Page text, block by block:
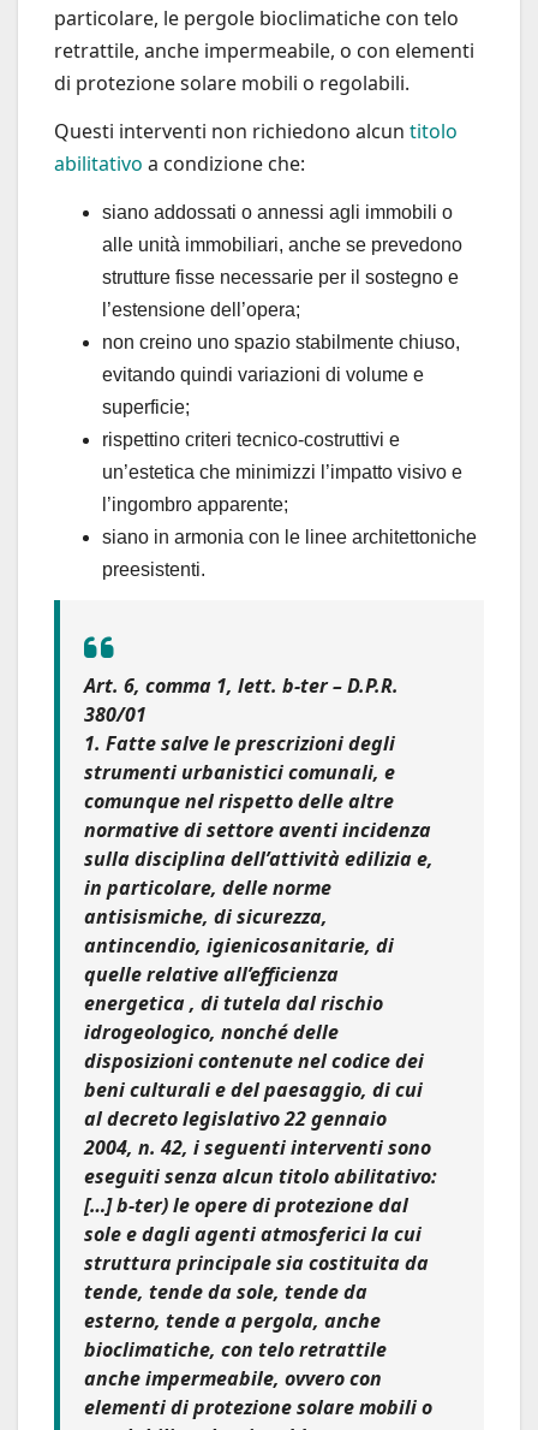
particolare, le pergole bioclimatiche con telo
retrattile, anche impermeabile, o con elementi
di protezione solare mobili o regolabili.
Questi interventi non richiedono alcun titolo
abilitativo a condizione che:
siano addossati o annessi agli immobili o
alle unità immobiliari, anche se prevedono
strutture fisse necessarie per il sostegno e
l’estensione dell’opera;
non creino uno spazio stabilmente chiuso,
evitando quindi variazioni di volume e
superficie;
rispettino criteri tecnico-costruttivi e
un’estetica che minimizzi l’impatto visivo e
l’ingombro apparente;
siano in armonia con le linee architettoniche
preesistenti.
Art. 6, comma 1, lett. b-ter – D.P.R.
380/01
1. Fatte salve le prescrizioni degli
strumenti urbanistici comunali, e
comunque nel rispetto delle altre
normative di settore aventi incidenza
sulla disciplina dell’attività ediliziae,
in particolare, delle norme
antisismiche, di sicurezza,
antincendio, igienicosanitarie, di
quelle relative all’efficienza
energetica , di tutela dal rischio
idrogeologico, nonché delle
disposizioni contenute nel codice dei
beni culturali e del paesaggio, di cui
al decreto legislativo 22 gennaio
2004, n. 42, i seguenti interventi sono
eseguiti senza alcun titolo abilitativo:
[…] b-ter) leopere di protezione dal
sole e dagli agenti atmosfericila cui
struttura principale sia costituita da
tende, tende da sole, tende da
esterno, tende a pergola, anche
bioclimatiche, con telo retrattile
anche impermeabile, ovvero con
elementi di protezione solare mobili o